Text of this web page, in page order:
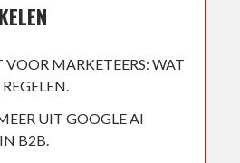
VOOR MARKETEERS: WAT
UIT GOOGLE AI
B2B.